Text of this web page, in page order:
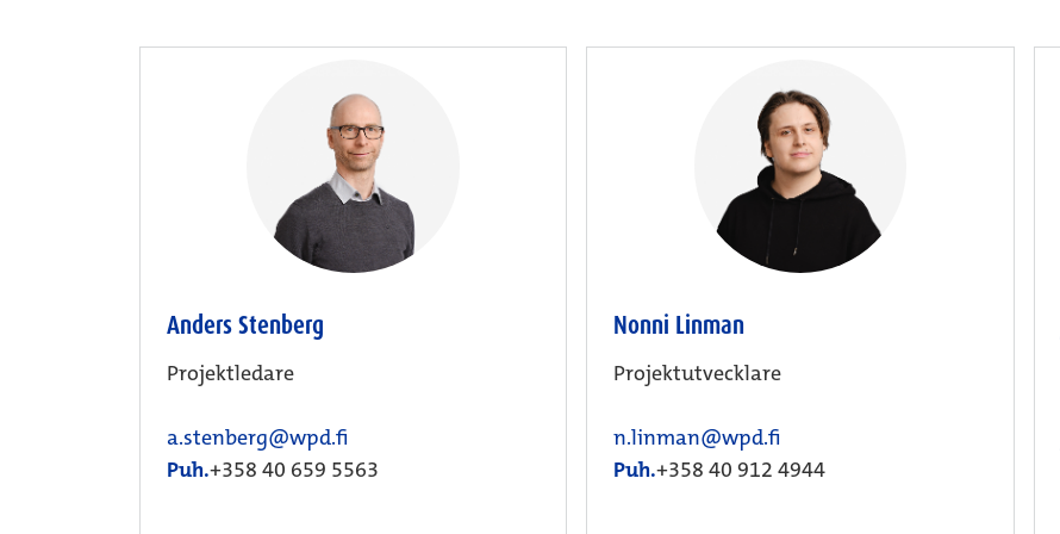
Anders Stenberg
Projektledare
a.stenberg@wpd.fi
Puh.+358 40 659 5563
Nonni Linman
Projektutvecklare
n.linman@wpd.fi
Puh.+358 40 912 4944